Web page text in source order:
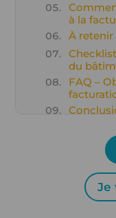
à la
À retenir
du
FAQ –
Je